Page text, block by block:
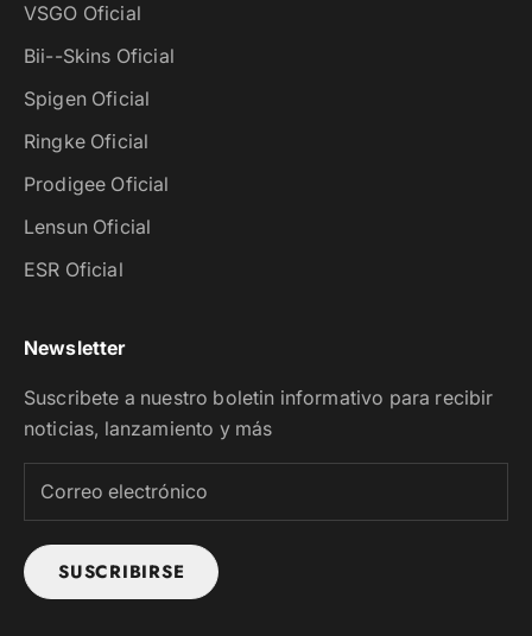
VSGO Oficial
Bii--Skins Oficial
Spigen Oficial
Ringke Oficial
Prodigee Oficial
Lensun Oficial
ESR Oficial
Newsletter
Suscribete a nuestro boletin informativo para recibir
noticias, lanzamiento y más
SUSCRIBIRSE